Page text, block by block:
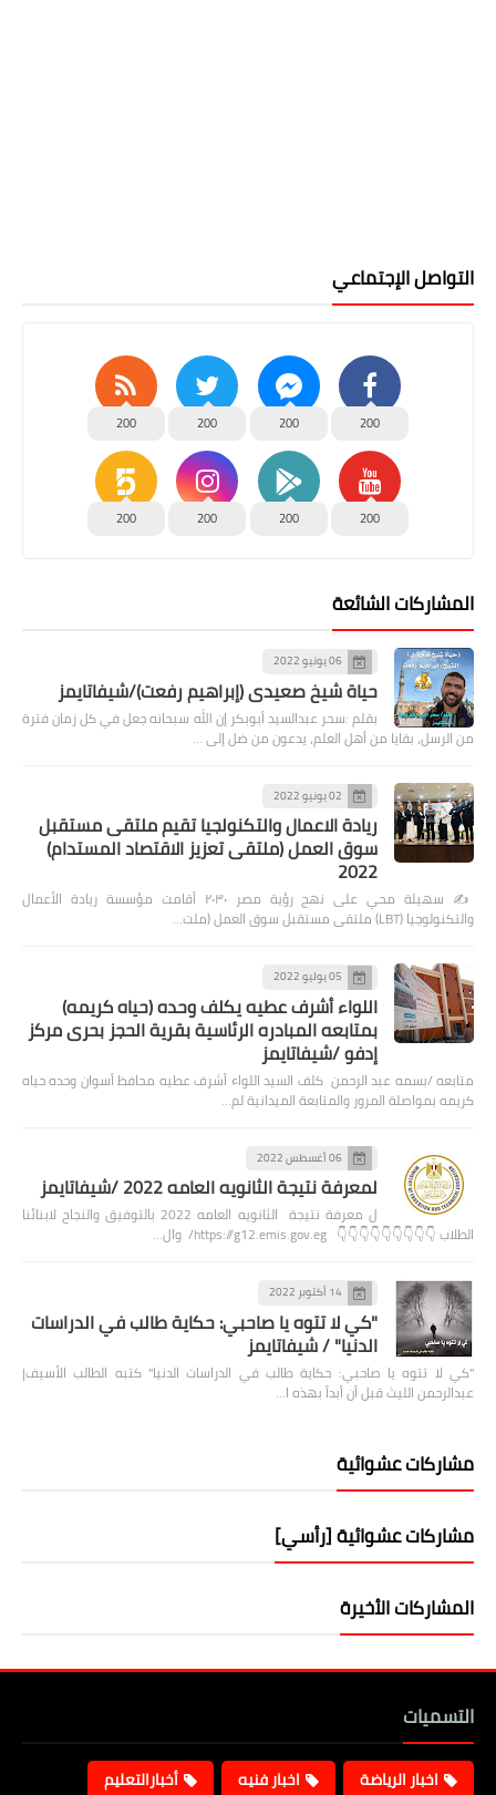
التواصل الإجتماعي
200
200
200
200
200
200
200
200
المشاركات الشائعة
06 يونيو 2022
حياة شيخ صعيدى (إبراهيم رفعت)/شيفاتايمز
بقلم :سحر عبدالسيد أبوبكر إن الله سبحانه جعل في كل زمان فترة
من الرسل، بقايا من أهل العلم، يدعون من ضل إلى …
02 يونيو 2022
ريادة الاعمال والتكنولجيا تقيم ملتقى مستقبل
سوق العمل (ملتقى تعزيز الاقتصاد المستدام)
2022
✍️ سهيلة محي على نهج رؤية مصر ٢٠٣٠ أقامت مؤسسة ريادة الأعمال
والتكنولوجيا (LBT) ملتقى مستقبل سوق العمل (ملت…
05 يوليو 2022
اللواء أشرف عطيه يكلف وحده (حياه كريمه)
بمتابعه المبادره الرئاسية بقرية الحجز بحرى مركز
إدفو /شيفاتايمز
متابعه /بسمه عبد الرحمن كلف السيد اللواء أشرف عطيه محافظ أسوان وحده حياه
كريمه بمواصلة المرور والمتابعة الميدانية لم…
06 أغسطس 2022
لمعرفة نتيجة الثانويه العامه 2022 /شيفاتايمز
ل معرفة نتيجة الثانويه العامه 2022 بالتوفيق والنجاح لابنائنا
الطلاب 👇👇👇👇👇👇👇👇👇 https://g12.emis.gov.eg/ وال…
14 أكتوبر 2022
"كي لا تتوه يا صاحبي: حكاية طالب في الدراسات
الدنيا" / شيفاتايمز
"كي لا تتوه يا صاحبي: حكاية طالب في الدراسات الدنيا" كتبه الطالب الأسيف|
عبدالرحمن الليث قبل أن أبدأ بهذه ا…
مشاركات عشوائية
مشاركات عشوائية [رأسي]
المشاركات الأخيرة
التسميات
اخبار الرياضة اخبار فنيه
أخبارالتعليم